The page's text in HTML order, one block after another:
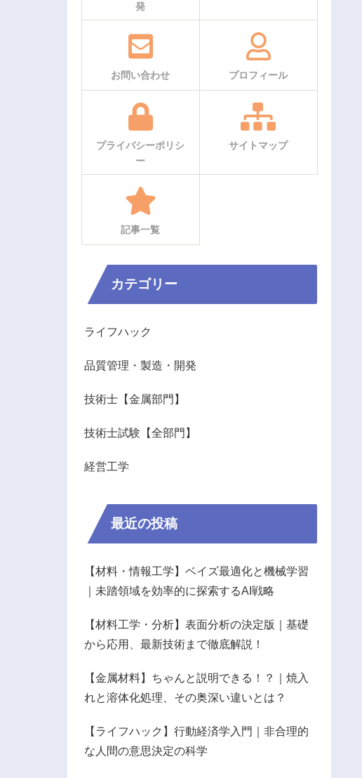
発
お問い合わせ プロフィール
プライバシーポリシ
ー
サイトマップ
記事一覧
カテゴリー
ライフハック
品質管理・製造・開発
技術士【金属部門】
技術士試験【全部門】
経営工学
最近の投稿
【材料・情報工学】ベイズ最適化と機械学習
｜未踏領域を効率的に探索するAI戦略
【材料工学・分析】表面分析の決定版｜基礎
から応用、最新技術まで徹底解説！
【金属材料】ちゃんと説明できる！？｜焼入
れと溶体化処理、その奥深い違いとは？
【ライフハック】行動経済学入門｜非合理的
な人間の意思決定の科学